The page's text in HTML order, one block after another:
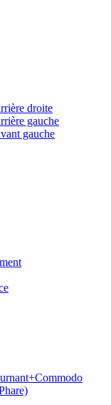
droite
gauche
gauche